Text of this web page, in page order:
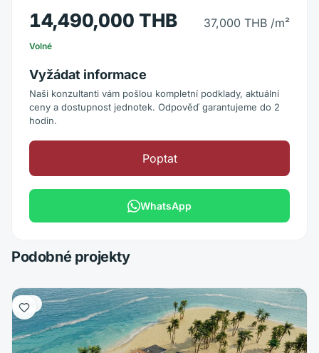
14,490,000 THB 37,000 THB /m²
Volné
Vyžádat informace
Naši konzultanti vám pošlou kompletní podklady, aktuální
ceny a dostupnost jednotek. Odpověď garantujeme do 2
hodin.
Poptat
WhatsApp
Podobné projekty
Vila